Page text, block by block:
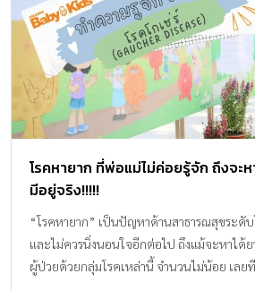
โรคหายาก ที่พ่อแม่ไม่ค่อยรู้จัก ถึงจะ
มีอยู่จริง!!!!!
“โรคหายาก” เป็นปัญหาด้านสาธารณสุขระดั
และไม่ควรนิ่งนอนใจอีกต่อไป ถึงแม้จะหาได้
ผู้ป่วยด้วยกลุ่มโรคเหล่านี้ จำนวนไม่น้อย เลย